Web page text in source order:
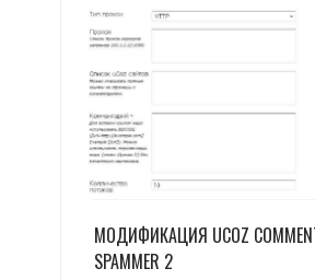
МОДИФИКАЦИЯ UCOZ
SPAMMER 2